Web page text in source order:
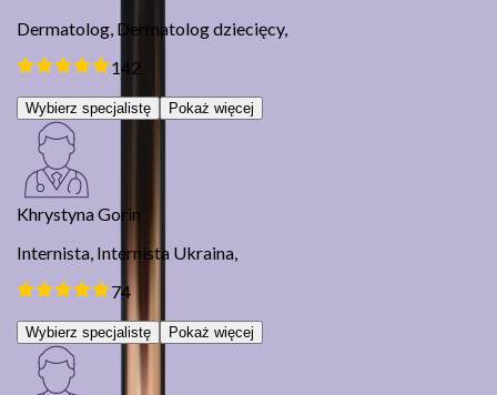
Dermatolog, Dermatolog dziecięcy,
142
Wybierz specjalistę Pokaż więcej
Khrystyna Gorin
Internista, Internista Ukraina,
74
Wybierz specjalistę Pokaż więcej